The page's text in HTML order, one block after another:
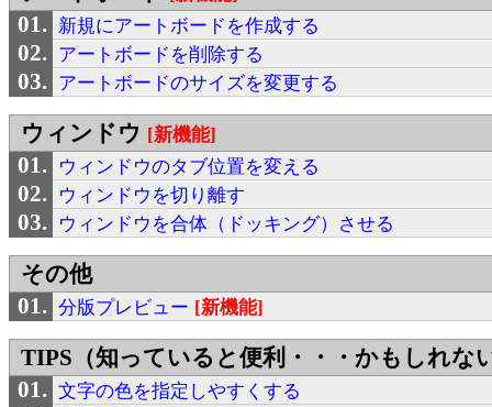
新規にアートボードを作成する
アートボードを削除する
アートボードのサイズを変更する
ウィンドウ [新機能]
ウィンドウのタブ位置を変える
ウィンドウを切り離す
ウィンドウを合体（ドッキング）させる
その他
分版プレビュー [新機能]
TIPS（知っていると便利・・・かもしれな
文字の色を指定しやすくする